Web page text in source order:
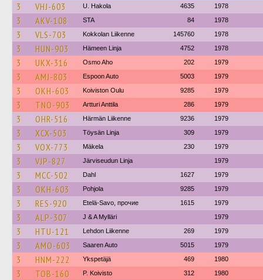
3 VHJ-603 U. Hakola 4635 1978
3 AKV-108 STA 84 1978
3 VLS-703 Kokkolan Liikenne 145760 1978
3 HUN-903 Hämeen Linja 4752 1978
3 UKX-316 Osmo Aho 202 1979
3 AMJ-803 Espoon Auto 5003 1979
3 OKH-603 Koiviston Oulu 9285 1979
3 TNO-903 Artturi Anttila 286 1979
3 OHR-516 Härmän Liikenne 9236 1979
3 XCX-503 Töysän Linja 309 1979
3 VOX-773 Mäkela 230 1979
3 VJP-827 Järviseudun Linja 1979
3 MCC-502 Dahl 1627 1979
3 OKH-603 Pohjola 9285 1979
3 RES-920 Etelä-Savo, прочие 1615 1979
3 ALP-307 J & A Mylläri 1979
3 HTU-121 Lehdon Liikenne 269 1979
3 AMO-603 Saaren Auto 5015 1979
3 HNM-222 Ykspetäjä 469 1980
3 TOB-160 P. Koivisto 312 1980